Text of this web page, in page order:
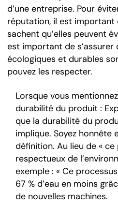
d’une entreprise. Pour
réputation, il est important
sachent qu’elles peuvent
est important de s’assurer
écologiques et durables
pouvez les respecter.
Lorsque vous
durabilité du produit :
que la durabilité du
implique. Soyez honnête
définition. Au lieu de «
respectueux de
exemple : « Ce
67 % d’eau en moins
de nouvelles machines.